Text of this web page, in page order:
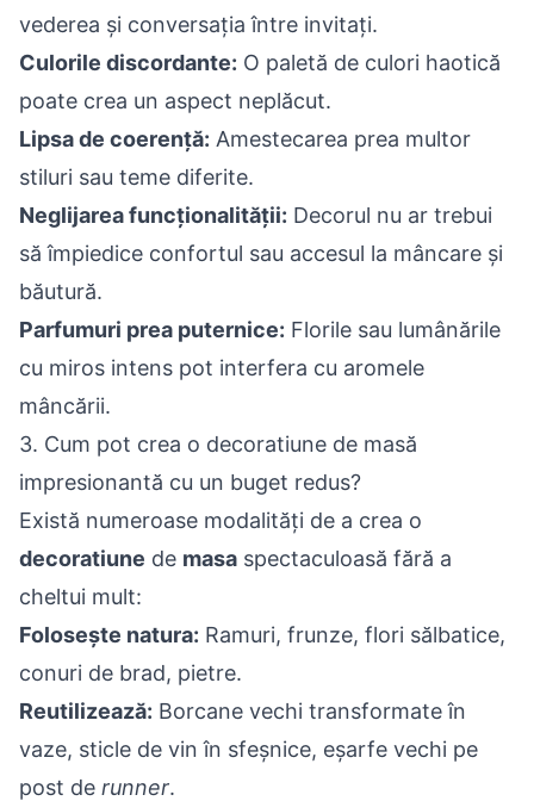
vederea și conversația între invitați.
Culorile discordante: O paletă de culori haotică
poate crea un aspect neplăcut.
Lipsa de coerență: Amestecarea prea multor
stiluri sau teme diferite.
Neglijarea funcționalității: Decorul nu ar trebui
să împiedice confortul sau accesul la mâncare și
băutură.
Parfumuri prea puternice: Florile sau lumânările
cu miros intens pot interfera cu aromele
mâncării.
3. Cum pot crea o decoratiune de masă
impresionantă cu un buget redus?
Există numeroase modalități de a crea o
decoratiune de masa spectaculoasă fără a
cheltui mult:
Folosește natura: Ramuri, frunze, flori sălbatice,
conuri de brad, pietre.
Reutilizează: Borcane vechi transformate în
vaze, sticle de vin în sfeșnice, eșarfe vechi pe
post de runner.